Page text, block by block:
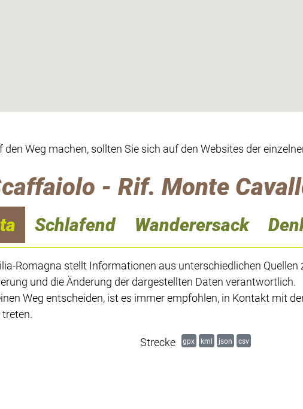
den Weg machen, sollten Sie sich auf den Websites der
- Rif. Monte
Schlafend Wanderersack
Romagna stellt Informationen aus unterschiedlichen
und die Änderung der dargestellten Daten verantwortlich.
Weg entscheiden, ist es immer empfohlen, in Kontakt mit
Strecke gpx kml json csv